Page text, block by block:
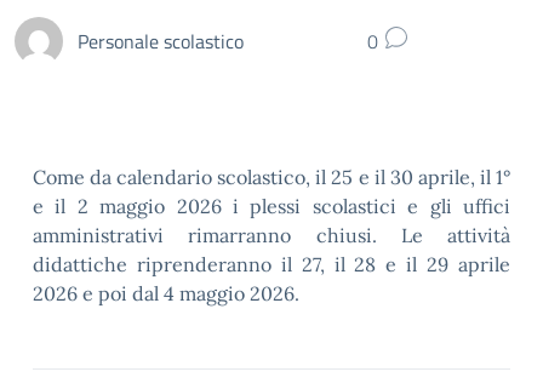
Personale scolastico 0
Come da calendario scolastico, il 25 e il 30 aprile, il 1°
e il 2 maggio 2026 i plessi scolastici e gli uffici
amministrativi rimarranno chiusi. Le attività
didattiche riprenderanno il 27, il 28 e il 29 aprile
2026 e poi dal 4 maggio 2026.